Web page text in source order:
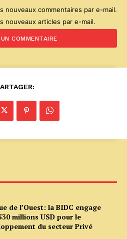
nouveaux commentaires par e-mail.
nouveaux articles par e-mail.
de l’Ouest: la BIDC engage
millions USD pour le
du secteur Privé